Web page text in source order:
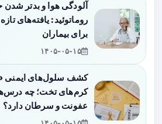
آلودگی هوا و بدتر شدن
روماتوئید: یافته‌های
برای بیماران
۱۴۰۵-۰۵-۱۵
کشف سلول‌های ایمنی
کرم‌های تخت؛ چه
عفونت و سرطان دارد؟